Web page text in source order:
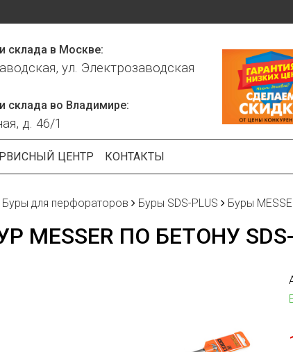
склада в Москве:
ул. Электрозаводская
склада во Владимире:
д. 46/1
ЦЕНТР КОНТАКТЫ
Буры для перфораторов Буры SDS-PLUS Буры
MESSER ПО БЕТОНУ